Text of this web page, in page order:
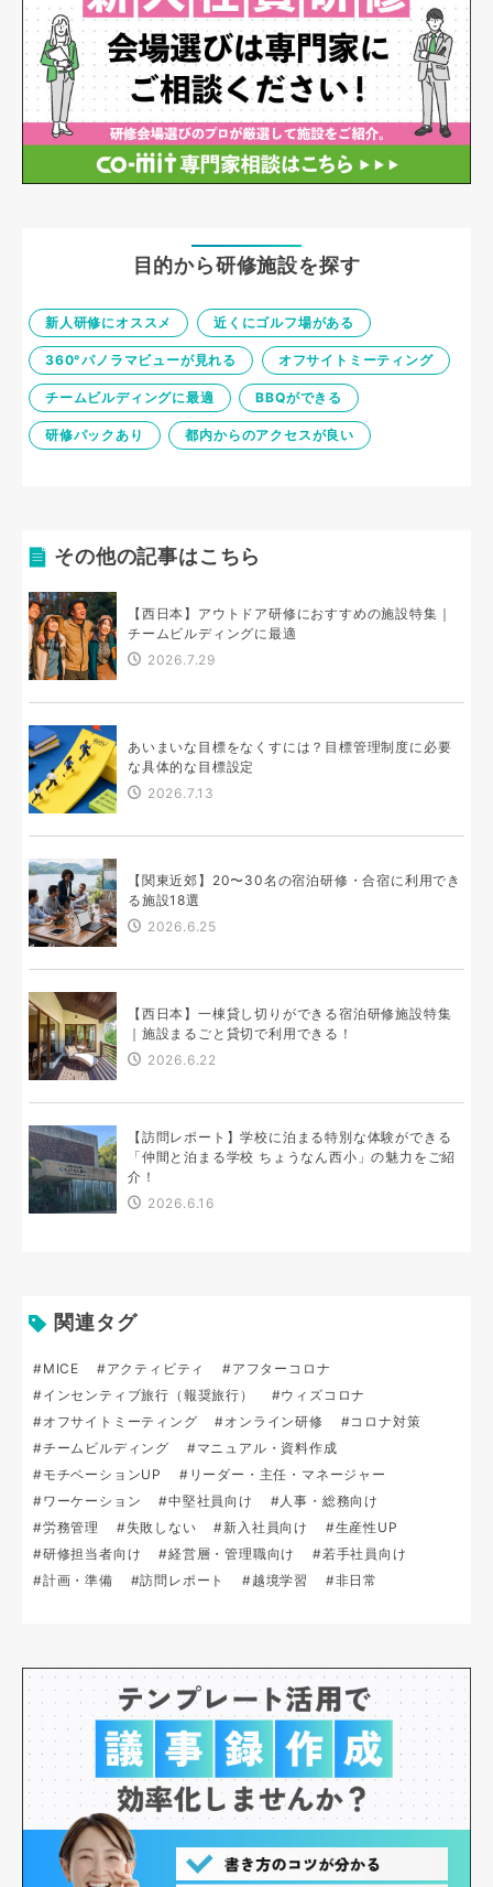
目的から研修施設を探す
新人研修にオススメ 近くにゴルフ場がある
360°パノラマビューが見れる オフサイトミーティング
チームビルディングに最適 BBQができる
研修パックあり 都内からのアクセスが良い
その他の記事はこちら
【西日本】アウトドア研修におすすめの施設特集｜
チームビルディングに最適
2026.7.29
あいまいな目標をなくすには？目標管理制度に必要
な具体的な目標設定
2026.7.13
【関東近郊】20〜30名の宿泊研修・合宿に利用でき
る施設18選
2026.6.25
【西日本】一棟貸し切りができる宿泊研修施設特集
｜施設まるごと貸切で利用できる！
2026.6.22
【訪問レポート】学校に泊まる特別な体験ができる
「仲間と泊まる学校 ちょうなん西小」の魅力をご紹
介！
2026.6.16
関連タグ
#MICE #アクティビティ
#アフターコロナ
#インセンティブ旅行（報奨旅行）
#ウィズコロナ
#オフサイトミーティング
#オンライン研修
#コロナ対策
#チームビルディング
#マニュアル・資料作成
#モチベーションUP
#リーダー・主任・マネージャー
#ワーケーション
#中堅社員向け
#人事・総務向け
#労務管理
#失敗しない #新入社員向け
#生産性UP
#研修担当者向け
#経営層・管理職向け
#若手社員向け
#計画・準備
#訪問レポート #越境学習 #非日常